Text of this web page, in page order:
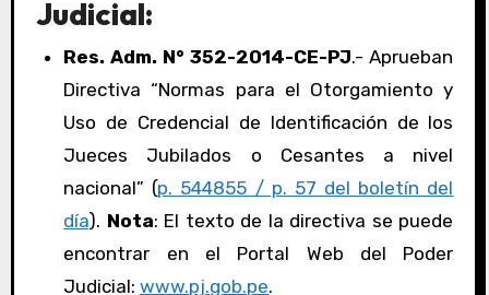
Judicial:
Res. Adm. N° 352-2014-CE-PJ.- Aprueban
Directiva “Normas para el Otorgamiento y
Uso de Credencial de Identificación de los
Jueces Jubilados o Cesantes a nivel
nacional” (p. 544855 / p. 57 del boletín del
día). Nota: El texto de la directiva se puede
encontrar en el Portal Web del Poder
Judicial:www.pj.gob.pe.